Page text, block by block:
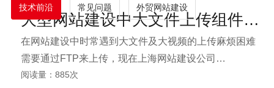
技术前沿 常见问题 外贸网站建设
大型网站建设中大文件上传组件Brettle.Web.NeatUpload.dll
在网站建设中时常遇到大文件及大视频的上传麻烦困难
需要通过FTP来上传，现在上海网站建设公司
www.uskys.com网站建设人员给大家分享一款免费，开
阅读量：885次